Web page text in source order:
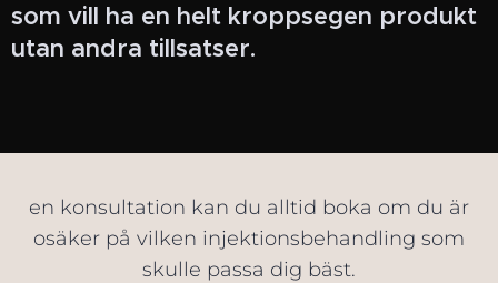
som vill ha en helt kroppsegen produkt
utan andra tillsatser.
en konsultation kan du alltid boka om du är
osäker på vilken injektionsbehandling som
skulle passa dig bäst.